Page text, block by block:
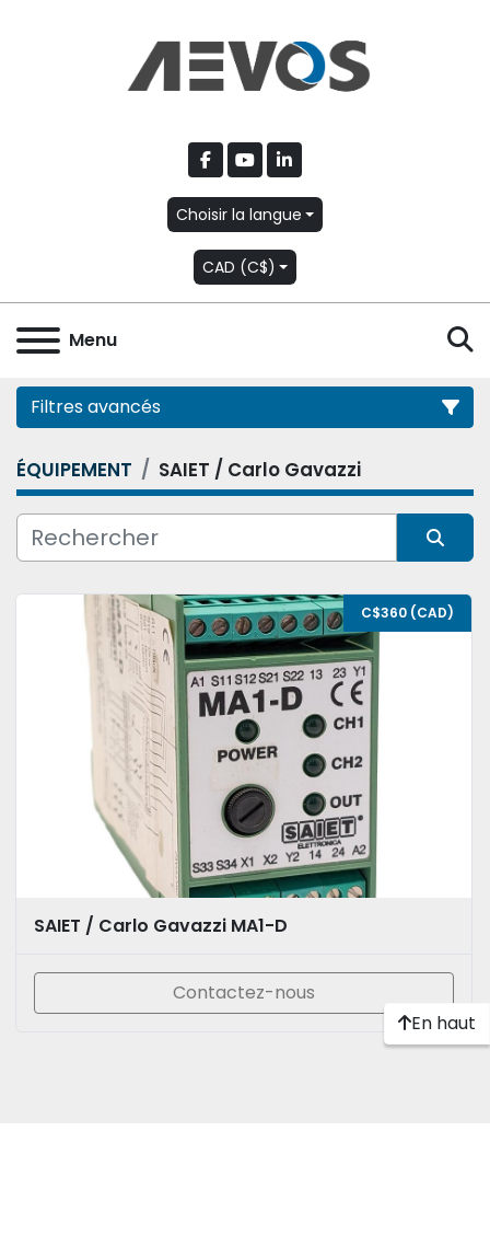
facebook
youtubelinkedin
Choisir la langue
CAD (C$)
Menu
Filtres avancés
Catégorie
Condition
ÉQUIPEMENT SAIET / Carlo Gavazzi
C$360 (CAD)
SAIET / Carlo Gavazzi MA1-D
Contactez-nous
En haut